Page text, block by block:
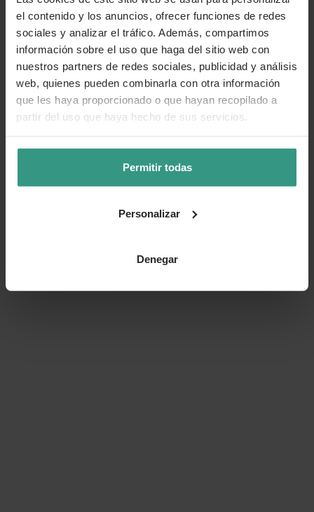
el contenido y los anuncios, ofrecer funciones de redes
sociales y analizar el tráfico. Además, compartimos
información sobre el uso que haga del sitio web con
nuestros partners de redes sociales, publicidad y análisis
web, quienes pueden combinarla con otra información
que les haya proporcionado o que hayan recopilado a
partir del uso que haya hecho de sus servicios.
Permitir todas
Personalizar
Denegar